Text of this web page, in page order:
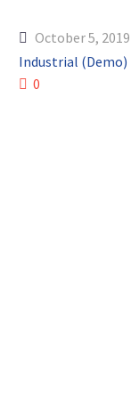
October 5, 2019
Industrial (Demo)
0